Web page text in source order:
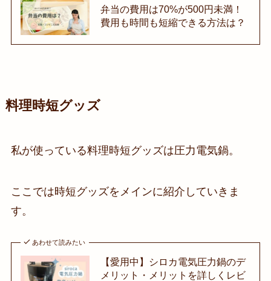
弁当の費用は70%が500円未満！
費用も時間も短縮できる方法は？
料理時短グッズ
私が使っている料理時短グッズは圧力電気鍋。
ここでは時短グッズをメインに紹介していきま
す。
あわせて読みたい
【愛用中】シロカ電気圧力鍋のデ
メリット・メリットを詳しくレビ